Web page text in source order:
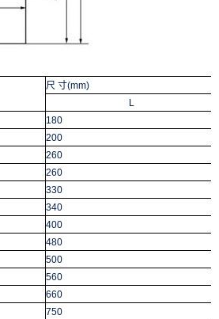
尺 寸(mm)
L
180
200
260
260
330
340
400
480
500
560
660
750